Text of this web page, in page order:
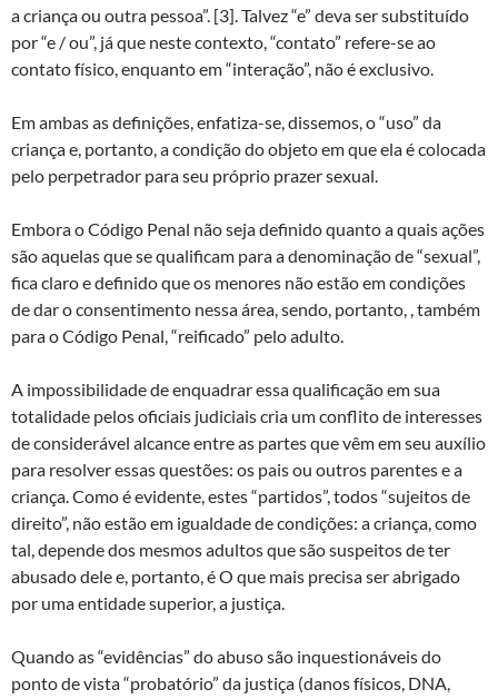
a criança ou outra pessoa”. [3]. Talvez “e” deva ser substituído
por “e / ou”, já que neste contexto, “contato” refere-se ao
contato físico, enquanto em “interação”, não é exclusivo.
Em ambas as definições, enfatiza-se, dissemos, o “uso” da
criança e, portanto, a condição do objeto em que ela é colocada
pelo perpetrador para seu próprio prazer sexual.
Embora o Código Penal não seja definido quanto a quais ações
são aquelas que se qualificam para a denominação de “sexual”,
fica claro e definido que os menores não estão em condições
de dar o consentimento nessa área, sendo, portanto, , também
para o Código Penal, “reificado” pelo adulto.
A impossibilidade de enquadrar essa qualificação em sua
totalidade pelos oficiais judiciais cria um conflito de interesses
de considerável alcance entre as partes que vêm em seu auxílio
para resolver essas questões: os pais ou outros parentes e a
criança. Como é evidente, estes “partidos”, todos “sujeitos de
direito”, não estão em igualdade de condições: a criança, como
tal, depende dos mesmos adultos que são suspeitos de ter
abusado dele e, portanto, é O que mais precisa ser abrigado
por uma entidade superior, a justiça.
Quando as “evidências” do abuso são inquestionáveis ​​do
ponto de vista “probatório” da justiça (danos físicos, DNA,